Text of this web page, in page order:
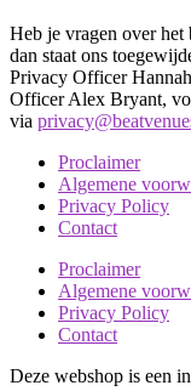
Heb je vragen over het
dan staat ons
Privacy Officer
Officer Alex Bryant,
via
Proclaimer
Algemene
Privacy Policy
Contact
Proclaimer
Algemene
Privacy Policy
Contact
Deze webshop is een